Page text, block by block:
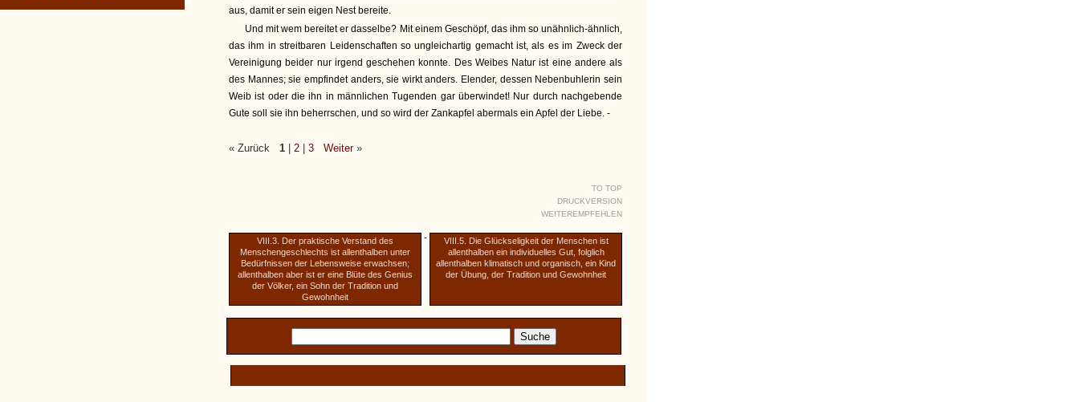
aus, damit er sein eigen Nest bereite.
Und mit wem bereitet er dasselbe? Mit einem Geschöpf, das ihm so unähnlich-ähnlich,
das ihm in streitbaren Leidenschaften so ungleichartig gemacht ist, als es im Zweck der
Vereinigung beider nur irgend geschehen konnte. Des Weibes Natur ist eine andere als
des Mannes; sie empfindet anders, sie wirkt anders. Elender, dessen Nebenbuhlerin sein
Weib ist oder die ihn in männlichen Tugenden gar überwindet! Nur durch nachgebende
Gute soll sie ihn beherrschen, und so wird der Zankapfel abermals ein Apfel der Liebe. -
« Zurück 1 2 3 Weiter»
TO TOP
DRUCKVERSION
WEITEREMPFEHLEN
VIII.3. Der praktische Verstand des
Menschengeschlechts ist allenthalben unter
Bedürfnissen der Lebensweise erwachsen;
allenthalben aber ist er eine Blüte des Genius
der Völker, ein Sohn der Tradition und
Gewohnheit
-
VIII.5. Die Glückseligkeit der Menschen ist
allenthalben ein individuelles Gut, folglich
allenthalben klimatisch und organisch, ein Kind
der Übung, der Tradition und Gewohnheit